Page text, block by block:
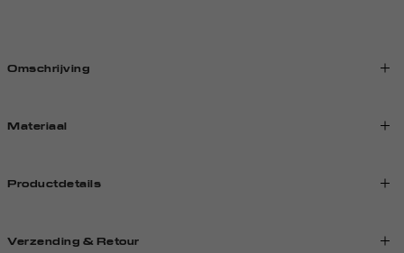
Omschrijving
Materiaal
Productdetails
Verzending & Retour